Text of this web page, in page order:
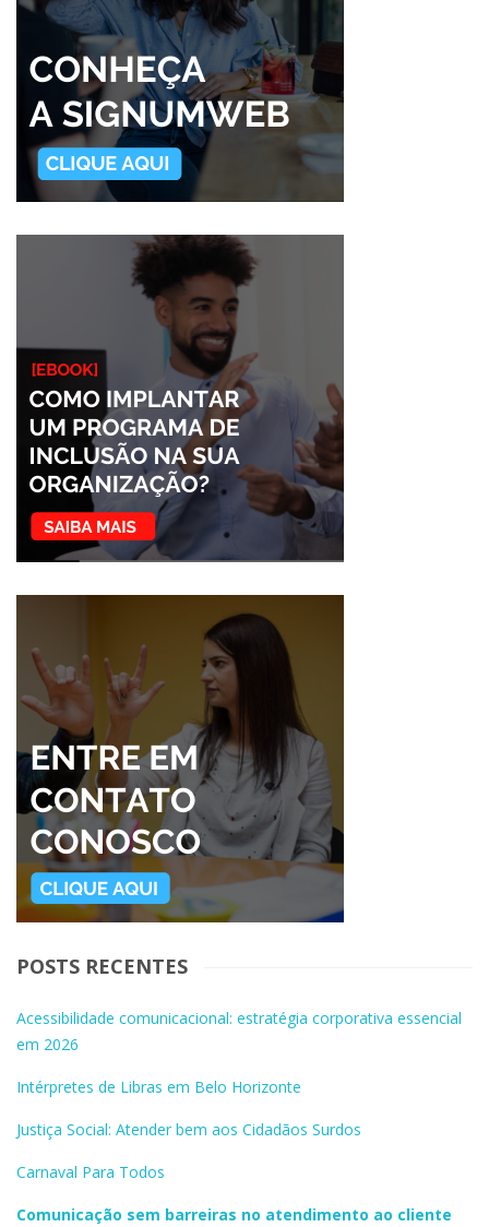
POSTS RECENTES
Acessibilidade comunicacional: estratégia corporativa essencial
em 2026
Intérpretes de Libras em Belo Horizonte
Justiça Social: Atender bem aos Cidadãos Surdos
Carnaval Para Todos
Comunicação sem barreiras no atendimento ao cliente